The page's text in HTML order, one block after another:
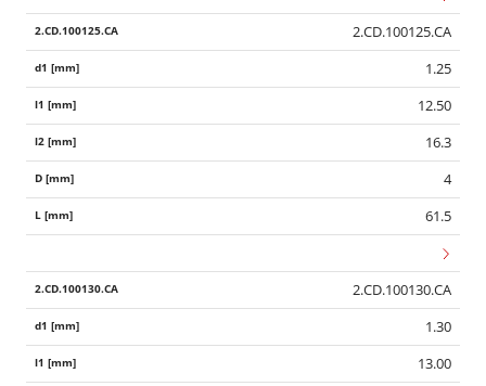
2.CD.100125.CA
1.25
12.50
16.3
4
61.5
2.CD.100130.CA
1.30
13.00